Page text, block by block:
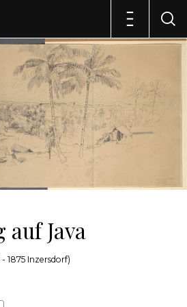
Java
1875 Inzersdorf)